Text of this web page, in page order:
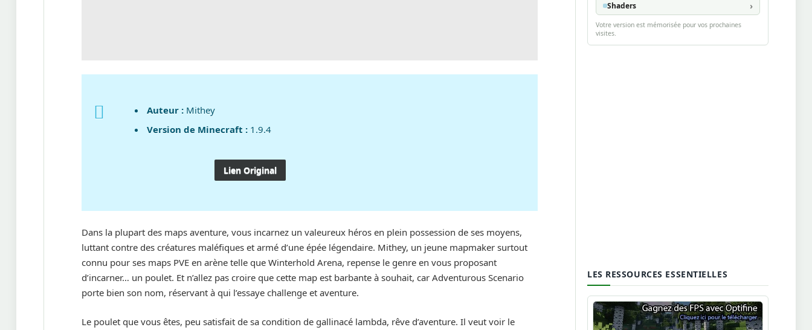
Auteur : Mithey
Version de Minecraft : 1.9.4
Lien Original
Dans la plupart des maps aventure, vous incarnez un valeureux héros en plein possession de ses moyens,
luttant contre des créatures maléfiques et armé d’une épée légendaire. Mithey, un jeune mapmaker surtout
connu pour ses maps PVE en arène telle que Winterhold Arena, repense le genre en vous proposant
d’incarner… un poulet. Et n’allez pas croire que cette map est barbante à souhait, car Adventurous Scenario
porte bien son nom, réservant à qui l’essaye challenge et aventure.
Le poulet que vous êtes, peu satisfait de sa condition de gallinacé lambda, rêve d’aventure. Il veut voir le
Shaders
Votre version est mémorisée pour vos prochaines
visites.
LES RESSOURCES ESSENTIELLES